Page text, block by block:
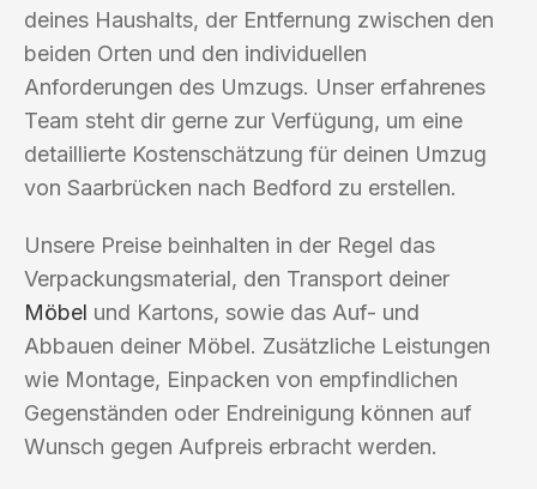
deines Haushalts, der Entfernung zwischen den
beiden Orten und den individuellen
Anforderungen des Umzugs. Unser erfahrenes
Team steht dir gerne zur Verfügung, um eine
detaillierte Kostenschätzung für deinen Umzug
von Saarbrücken nach Bedford zu erstellen.
Unsere Preise beinhalten in der Regel das
Verpackungsmaterial, den Transport deiner
Möbel und Kartons, sowie das Auf- und
Abbauen deiner Möbel. Zusätzliche Leistungen
wie Montage, Einpacken von empfindlichen
Gegenständen oder Endreinigung können auf
Wunsch gegen Aufpreis erbracht werden.